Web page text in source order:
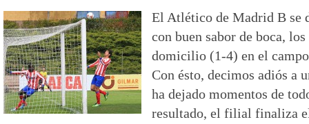
El Atlético de Madrid B se
con buen sabor de boca,
domicilio (1-4) en el
Con ésto, decimos adiós a
ha dejado momentos de
resultado, el filial finaliza